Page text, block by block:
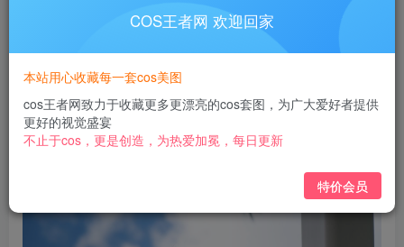
此内容为付费阅读，请付费后查看
3
黄金会员免费 钻石会员 免费
立即购买
COS王者网 欢迎回家
本站用心收藏每一套cos美图
cos王者网致力于收藏更多更漂亮的cos套图，为广大爱好者提供
更好的视觉盛宴
不止于cos，更是创造，为热爱加冕，每日更新
特价会员